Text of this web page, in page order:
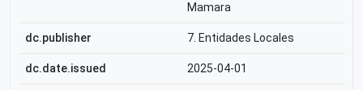
Mamara
dc.publisher 7. Entidades Locales
dc.date.issued 2025-04-01